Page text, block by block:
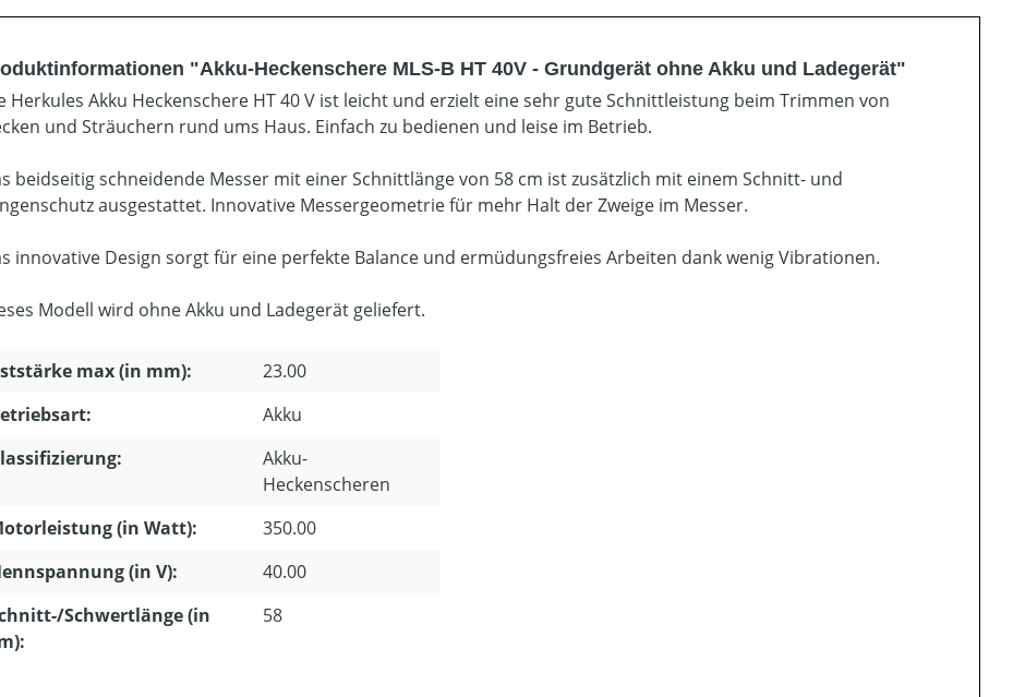
"Akku-Heckenschere MLS-B HT 40V - Grundgerät ohne Akku und Ladegerät"
Herkules Akku Heckenschere HT 40 V ist leicht und erzielt eine sehr gute Schnittleistung beim Trimmen von
und Sträuchern rund ums Haus. Einfach zu bedienen und leise im Betrieb.
beidseitig schneidende Messer mit einer Schnittlänge von 58 cm ist zusätzlich mit einem Schnitt- und
ausgestattet. Innovative Messergeometrie für mehr Halt der Zweige im Messer.
innovative Design sorgt für eine perfekte Balance und ermüdungsfreies Arbeiten dank wenig Vibrationen.
Modell wird ohne Akku und Ladegerät geliefert.
max (in mm):
23.00
Akku
Akku-
Heckenscheren
(in Watt):
350.00
(in V):
40.00
Schwertlänge (in
58